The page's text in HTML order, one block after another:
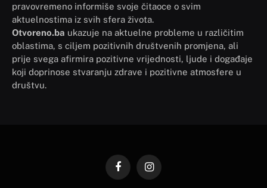
pravovremeno informiše svoje čitaoce o svim
aktuelnostima iz svih sfera života.
Otvoreno.ba ukazuje na aktuelne probleme u različitim
oblastima, s ciljem pozitivnih društvenih promjena, ali
prije svega afirmira pozitivne vrijednosti, ljude i događaje
koji doprinose stvaranju zdrave i pozitivne atmosfere u
društvu.
FacebookInstagram